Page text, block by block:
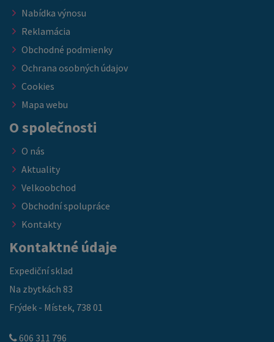
Nabídka výnosu
Reklamácia
Obchodné podmienky
Ochrana osobných údajov
Cookies
Mapa webu
O společnosti
O nás
Aktuality
Velkoobchod
Obchodní spolupráce
Kontakty
Kontaktné údaje
Expediční sklad
Na zbytkách 83
Frýdek - Místek, 738 01
606 311 796